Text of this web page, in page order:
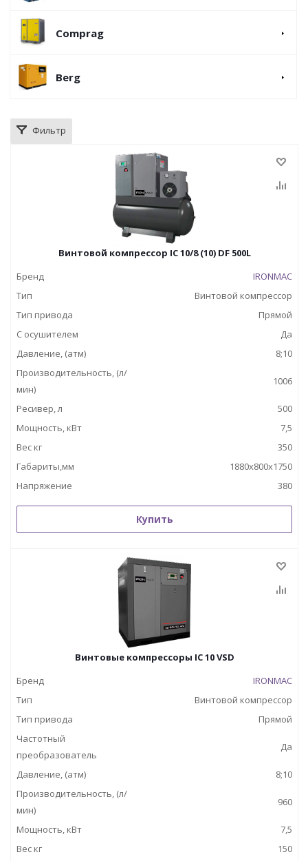
Comprag
Berg
Фильтр
Винтовой компрессор IC 10/8 (10) DF 500L
Бренд
IRONMAC
Тип
Винтовой компрессор
Тип привода
Прямой
С осушителем
Да
Давление, (атм)
8;10
Производительность, (л/
мин)
1006
Ресивер, л
500
Мощность, кВт
7,5
Вес кг
350
Габариты,мм
1880х800х1750
Напряжение
380
Купить
Винтовые компрессоры IC 10 VSD
Бренд
IRONMAC
Тип
Винтовой компрессор
Тип привода
Прямой
Частотный
преобразователь
Да
Давление, (атм)
8;10
Производительность, (л/
мин)
960
Мощность, кВт
7,5
Вес кг
150